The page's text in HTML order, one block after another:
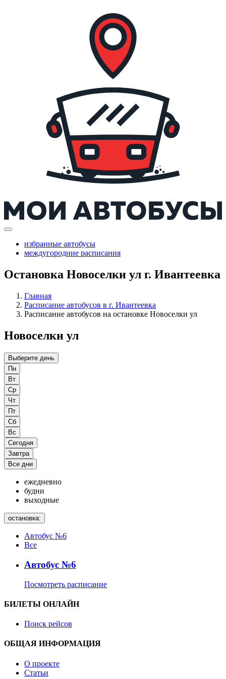
избранные автобусы
междугородние расписания
Остановка Новоселки ул г. Ивантеевка
Главная
Расписание автобусов в г. Ивантеевка
Расписание автобусов на остановке Новоселки ул
Новоселки ул
Выберите день
Пн
Вт
Ср
Чт
Пт
Сб
Вс
Сегодня
Завтра
Все дни
ежедневно
будни
выходные
остановка:
Автобус №6
Все
Автобус №6
Посмотреть расписание
БИЛЕТЫ ОНЛАЙН
Поиск рейсов
ОБЩАЯ ИНФОРМАЦИЯ
О проекте
Статьи